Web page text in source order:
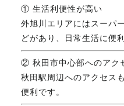
① 生活利便性が高い
外旭川エリアにはスーパ
どがあり、日常生活に便
② 秋田市中心部へのアク
秋田駅周辺へのアクセス
便利です。